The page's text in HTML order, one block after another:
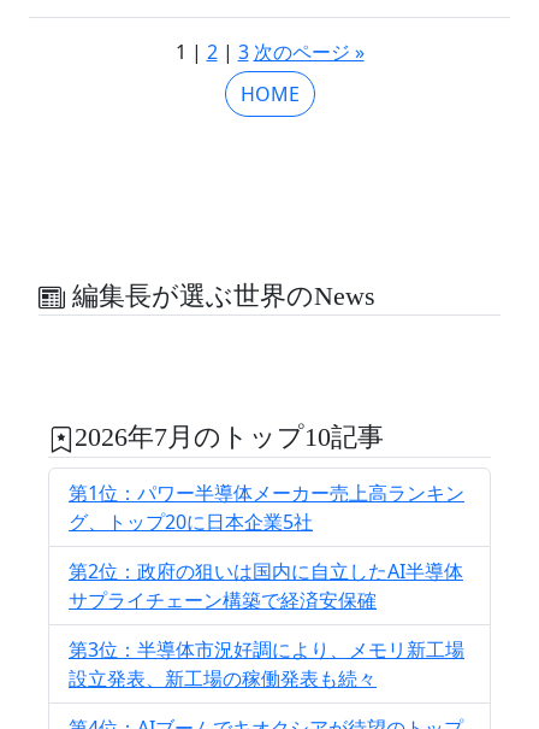
1 | 2| 3 次のページ »
HOME
編集長が選ぶ世界のNews
2026年7月のトップ10記事
第1位：パワー半導体メーカー売上高ランキン
グ、トップ20に日本企業5社
第2位：政府の狙いは国内に自立したAI半導体
サプライチェーン構築で経済安保確
第3位：半導体市況好調により、メモリ新工場
設立発表、新工場の稼働発表も続々